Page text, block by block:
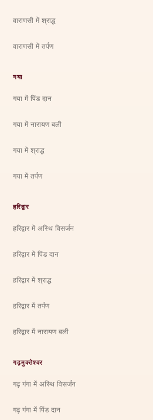
वाराणसी में श्राद्ध
वाराणसी में तर्पण
गया
गया में पिंड दान
गया में नारायण बली
गया में श्राद्ध
गया में तर्पण
हरिद्वार
हरिद्वार में अस्थि विसर्जन
हरिद्वार में पिंड दान
हरिद्वार में श्राद्ध
हरिद्वार में तर्पण
हरिद्वार में नारायण बली
गढ़मुक्तेश्वर
गढ़ गंगा में अस्थि विसर्जन
गढ़ गंगा में पिंड दान